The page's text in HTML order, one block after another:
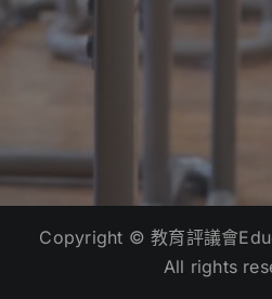
Copyright © 教育評議會
All rights